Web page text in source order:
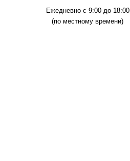
Ежедневно с 9:00 до 18:00
(по местному времени)